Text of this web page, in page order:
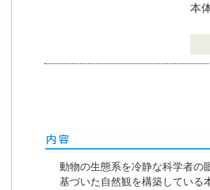
本
動物の生態系を冷静な科学者の
基づいた自然観を構築している